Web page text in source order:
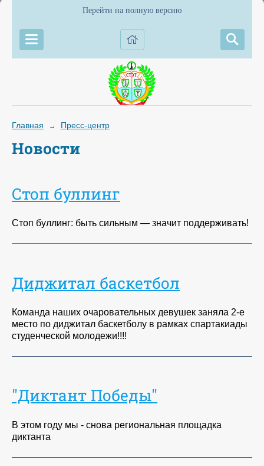
Перейти на полную версию
Главная → Пресс-центр
Новости
Стоп буллинг
Стоп буллинг: быть сильным — значит поддерживать!
Диджитал баскетбол
Команда наших очаровательных девушек заняла 2-е
место по диджитал баскетболу в рамках спартакиады
студенческой молодежи!!!!
"Диктант Победы"
В этом году мы - снова региональная площадка
диктанта